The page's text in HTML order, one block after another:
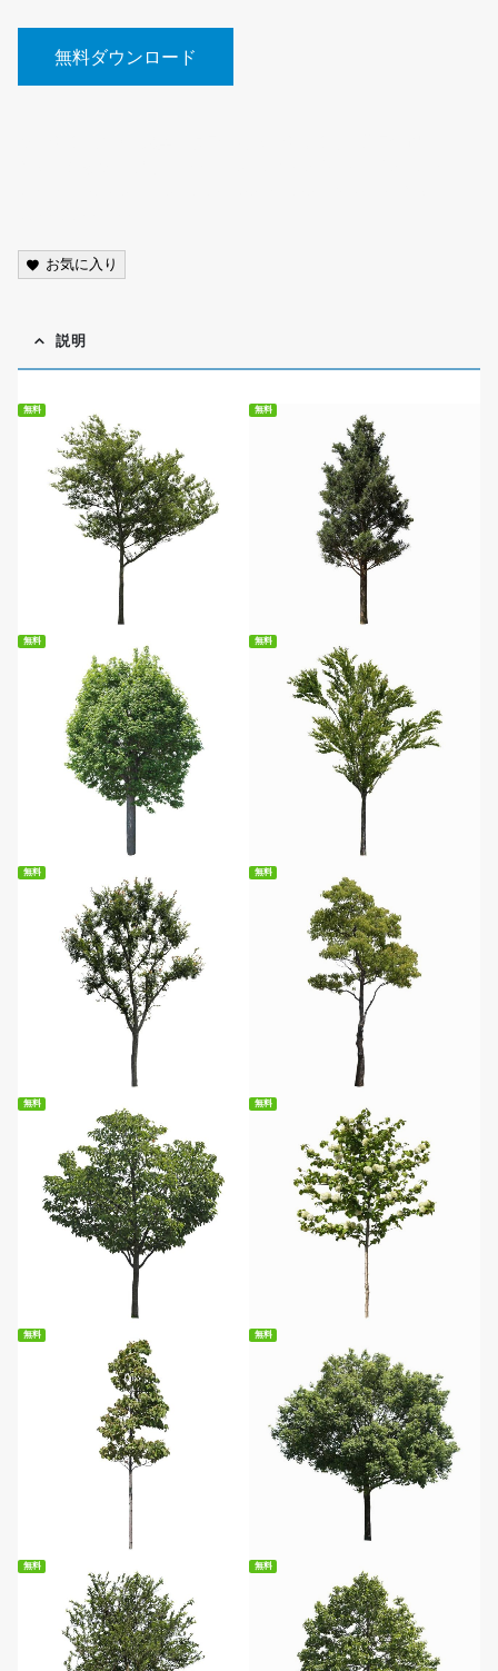
無料ダウンロード
お気に入り
説明
無料
無料ダウンロード
無料
無料ダウンロード
無料
無料ダウンロード
無料
無料ダウンロード
無料
無料ダウンロード
無料
無料ダウンロード
無料
無料ダウンロード
無料
無料ダウンロード
無料
無料ダウンロード
無料
無料ダウンロード
無料 無料